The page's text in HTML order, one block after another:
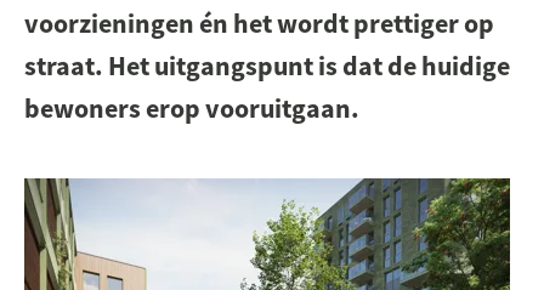
voorzieningen én het wordt prettiger op
straat. Het uitgangspunt is dat de huidige
bewoners erop vooruitgaan.